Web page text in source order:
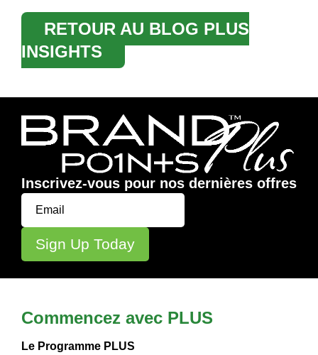
RETOUR AU BLOG PLUS
INSIGHTS
Inscrivez-vous pour nos dernières offres
Commencez avec PLUS
Le Programme PLUS